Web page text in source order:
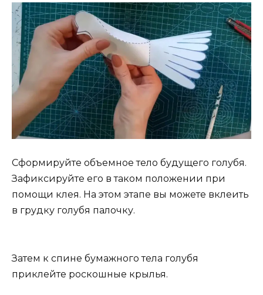
Сформируйте объемное тело будущего голубя.
Зафиксируйте его в таком положении при
помощи клея. На этом этапе вы можете вклеить
в грудку голубя палочку.
Затем к спине бумажного тела голубя
приклейте роскошные крылья.